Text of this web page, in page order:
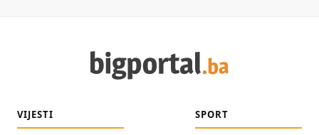
VIJESTI SPORT